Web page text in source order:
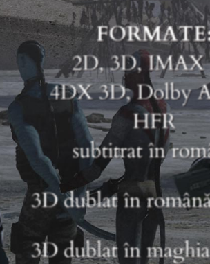
2D, 3D, IMAX
4DX 3D, Dolby
HFR
subtitrat în
3D dublat în
3D dublat în